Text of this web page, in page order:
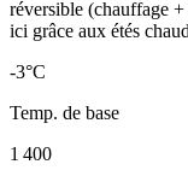
réversible (chauffage
ici grâce aux étés
-3°C
Temp. de base
1 400